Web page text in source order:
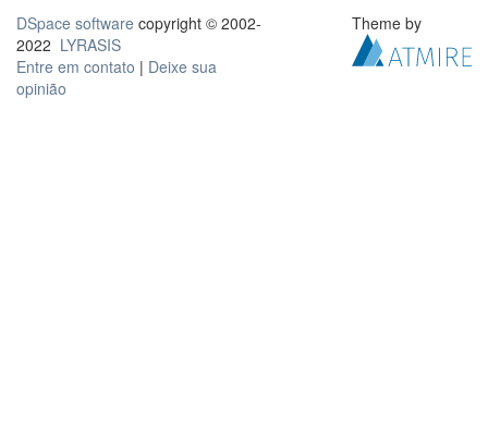
DSpace software copyright © 2002-
2022 LYRASIS
Entre em contato | Deixe sua
opinião
Theme by